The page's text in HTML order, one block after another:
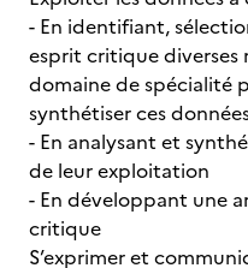
- En identifiant,
esprit critique diverses
domaine de spécialité
synthétiser ces
- En analysant et
de leur exploitation
- En développant une
critique
S’exprimer et